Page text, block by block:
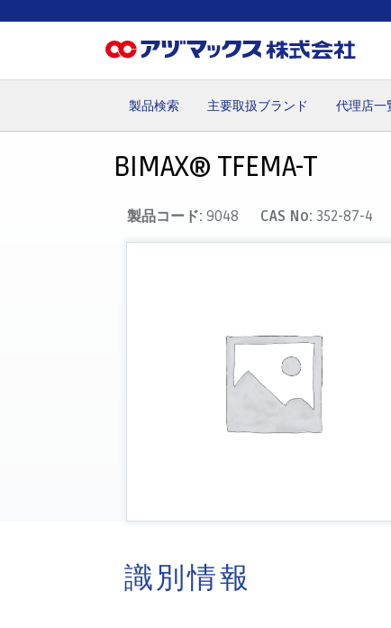
製品検索 主要取扱ブランド 代理店一
BIMAX® TFEMA-T
製品コード:9048 CAS No:352-87-4
識別情報